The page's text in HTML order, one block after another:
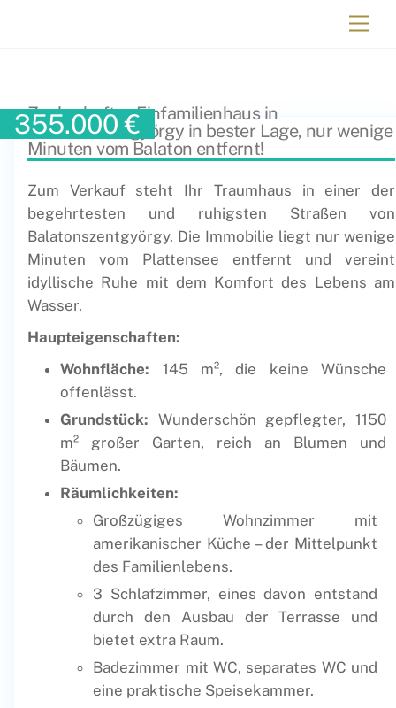
355.000€
Zauberhaftes Einfamilienhaus in
Balatonszentgyörgy in bester Lage, nur wenige
Minuten vom Balaton entfernt!
Zum Verkauf steht Ihr Traumhaus in einer der
begehrtesten und ruhigsten Straßen von
Balatonszentgyörgy. Die Immobilie liegt nur wenige
Minuten vom Plattensee entfernt und vereint
idyllische Ruhe mit dem Komfort des Lebens am
Wasser.
Haupteigenschaften:
Wohnfläche: 145 m², die keine Wünsche
offenlässt.
Grundstück: Wunderschön gepflegter, 1150
m² großer Garten, reich an Blumen und
Bäumen.
Räumlichkeiten:
Großzügiges Wohnzimmer mit
amerikanischer Küche – der Mittelpunkt
des Familienlebens.
3 Schlafzimmer, eines davon entstand
durch den Ausbau der Terrasse und
bietet extra Raum.
Badezimmer mit WC, separates WC und
eine praktische Speisekammer.